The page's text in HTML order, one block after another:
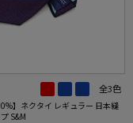
全3色
】ネクタイ レギュラー 日本縫
S&M